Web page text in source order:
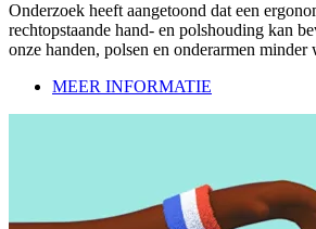
Onderzoek heeft aangetoond dat een
rechtopstaande hand- en polshouding kan
onze handen, polsen en onderarmen minder
MEER INFORMATIE